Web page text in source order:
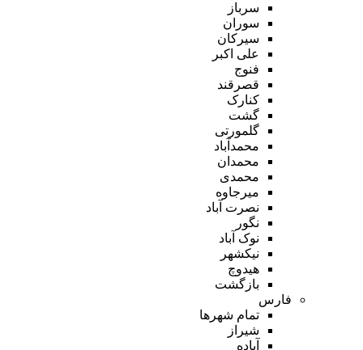
سرباز
سوران
سیرکان
علی اکبر
فنوج
قصرقند
کنارک
گشت
گلمورتی
محمدآباد
محمدان
محمدی
میرجاوه
نصرت آباد
نگور
نوک آباد
نیکشهر
هیدوچ
بازگشت
فارس
تمام شهر‌ها
شیراز
آباده